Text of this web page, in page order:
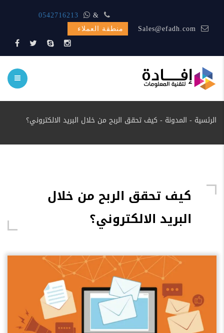
&
0542716213
منطقة العملاء
الرئسية - المدونة - كيف تحقق الربح من خلال البريد الالكتروني؟
كيف تحقق الربح من خلال
البريد الالكتروني؟